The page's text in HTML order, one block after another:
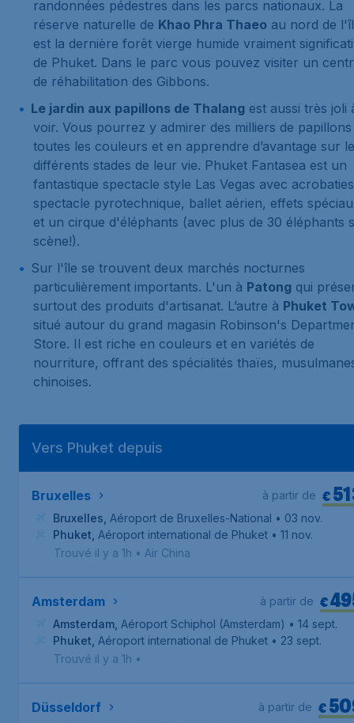
randonnées pédestres dans les parcs nationaux. La
réserve naturelle de Khao Phra Thaeo au nord de
est la dernière forêt vierge humide vraiment
de Phuket. Dans le parc vous pouvez visiter un
de réhabilitation des Gibbons.
Le jardin aux papillons de Thalang est aussi très joli
voir. Vous pourrez y admirer des milliers de papillons
toutes les couleurs et en apprendre d’avantage sur
différents stades de leur vie. Phuket Fantasea est un
fantastique spectacle style Las Vegas avec
spectacle pyrotechnique, ballet aérien, effets
et un cirque d'éléphants (avec plus de 30 éléphants
scène!).
Sur l'île se trouvent deux marchés nocturnes
particulièrement importants. L'un à Patong qui
surtout des produits d'artisanat. L’autre à Phuket
situé autour du grand magasin Robinson's
Store. Il est riche en couleurs et en variétés de
nourriture, offrant des spécialités thaïes,
chinoises.
Vers Phuket depuis
Bruxelles €
à partir de
Bruxelles Aéroport de Bruxelles-National • 03 nov.
Phuket Aéroport international de Phuket • 11 nov.
Trouvé il y a 1h • Air China
Amsterdam €
à partir de
Amsterdam Aéroport Schiphol (Amsterdam) • 14 sept.
Phuket Aéroport international de Phuket • 23 sept.
Trouvé il y a 1h •
Düsseldorf €
à partir de